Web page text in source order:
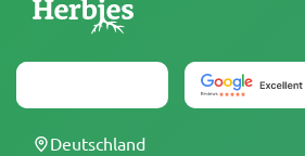
Deutschland